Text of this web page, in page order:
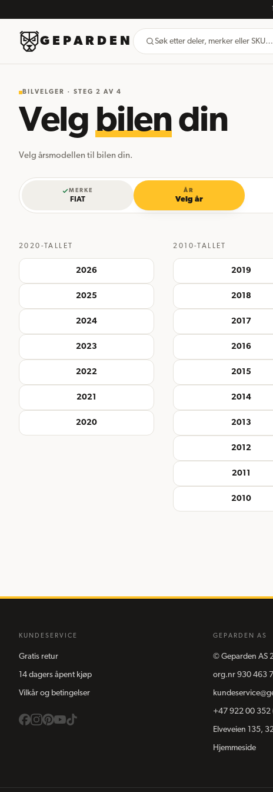
GEPARDEN Søk etter deler, merker eller SKU…
BILVELGER · STEG 2 AV 4
Velg bilen din
Velg årsmodellen til bilen din.
MERKE
FIAT
ÅR
Velg år
2020-TALLET
2026
2025
2024
2023
2022
2021
2020
2010-TALLET
2019
2018
2017
2016
2015
2014
2013
2012
2011
2010
KUNDESERVICE
Gratis retur
14 dagers åpent kjøp
Vilkår og betingelser
GEPARDEN AS
© Geparden AS
org.nr 930 463
+47 922 00 352
Elveveien 135,
Hjemmeside